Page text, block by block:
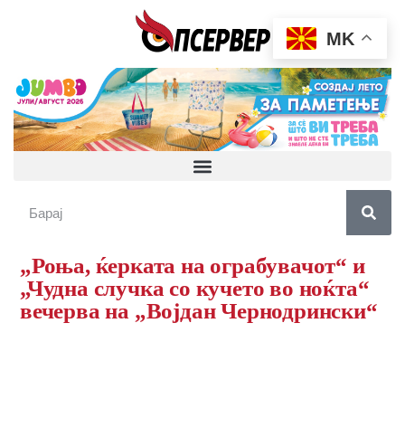
„Роња, ќерката на ограбувачот“ и
„Чудна случка со кучето во ноќта“
вечерва на „Војдан Чернодрински“
MK